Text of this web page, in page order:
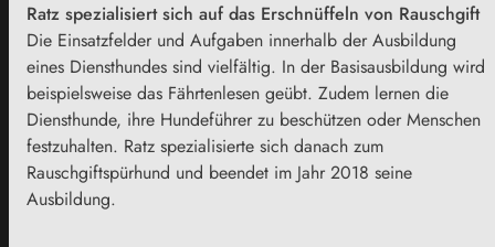
Ratz spezialisiert sich auf das Erschnüffeln von Rauschgift
Die Einsatzfelder und Aufgaben innerhalb der Ausbildung
eines Diensthundes sind vielfältig. In der Basisausbildung wird
beispielsweise das Fährtenlesen geübt. Zudem lernen die
Diensthunde, ihre Hundeführer zu beschützen oder Menschen
festzuhalten. Ratz spezialisierte sich danach zum
Rauschgiftspürhund und beendet im Jahr 2018 seine
Ausbildung.